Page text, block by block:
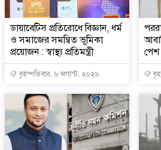
ডায়াবেটিস প্রতিরোধে বিজ্ঞান, ধর্ম
ও সমাজের সমন্বিত ভূমিকা
প্রয়োজন : স্বাস্থ্য প্রতিমন্ত্রী
বৃহস্পতিবার, ৬ অগাস্ট, ২০২৬
পেশ